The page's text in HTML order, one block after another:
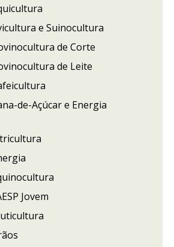
e Suinocultura
de Corte
de Leite
de-Açúcar e Energia
Jovem